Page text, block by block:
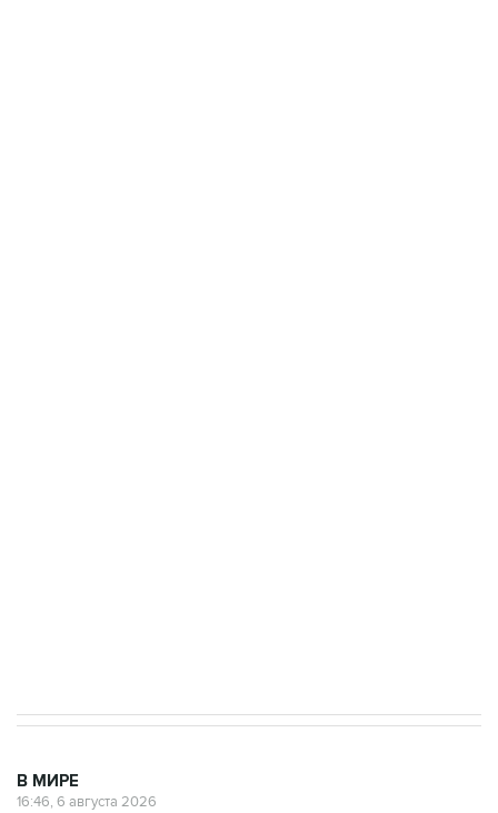
В МИРЕ
16:46, 6 августа 2026